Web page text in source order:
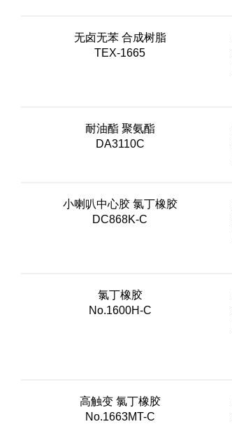
无卤无苯 合成树脂
TEX-1665
耐油酯 聚氨酯
DA3110C
小喇叭中心胶 氯丁橡胶
DC868K-C
氯丁橡胶
No.1600H-C
高触变 氯丁橡胶
No.1663MT-C